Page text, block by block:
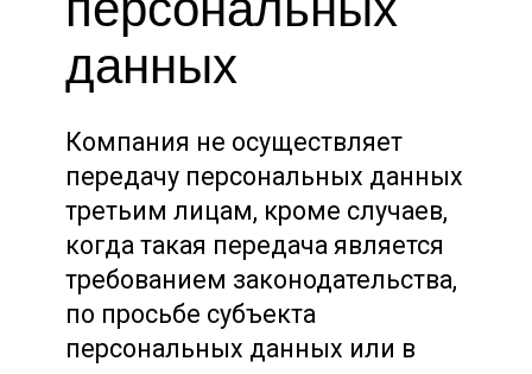
данных
Компания не осуществляет
передачу персональных данных
третьим лицам, кроме случаев,
когда такая передача является
требованием законодательства,
по просьбе субъекта
персональных данных или в